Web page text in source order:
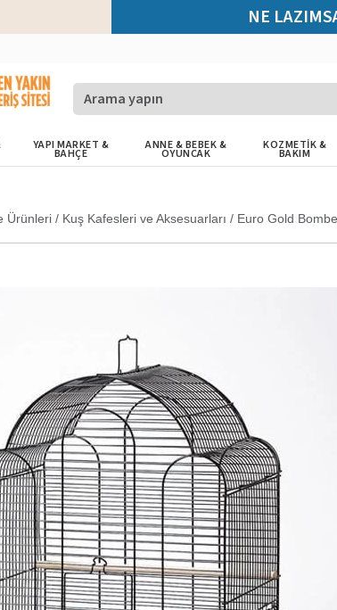
NE
YAPI MARKET &
BAHÇE
ANNE & BEBEK &
OYUNCAK
KOZMETİK &
BAKIM
Ürünleri / Kuş Kafesleri ve Aksesuarları / Euro Gold